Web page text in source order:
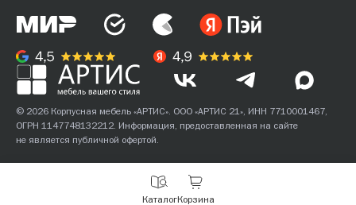
КаталогКорзина
© 2026 Корпусная мебель «АРТИС». ООО «АРТИС 21», ИНН 7710001467,
ОГРН 1147748132212. Информация, предоставленная на сайте
не является публичной офертой.